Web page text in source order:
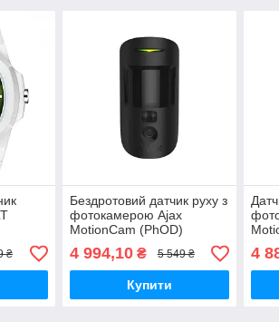
₴
Бездротовий датчик руху з
фотокамерою Ajax
MotionCam (PhOD)
Чорний
4 994,10₴ 5 549 ₴
Купити
4